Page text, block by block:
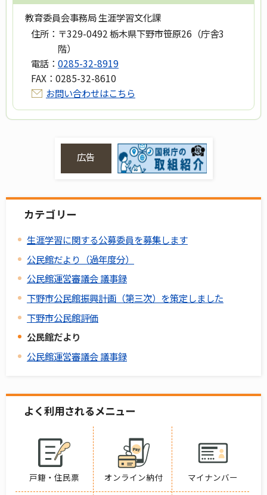
教育委員会事務局 生涯学習文化課
住所： 〒329-0492 栃木県下野市笹原26（庁舎3
階）
電話： 0285-32-8919
FAX： 0285-32-8610
お問い合わせはこちら
広告
カテゴリー
生涯学習に関する公募委員を募集します
公民館だより（過年度分）
公民館運営審議会 議事録
下野市公民館振興計画（第三次）を策定しました
下野市公民館評価
公民館だより
公民館運営審議会 議事録
よく利用されるメニュー
戸籍・住民票 オンライン納付 マイナンバー